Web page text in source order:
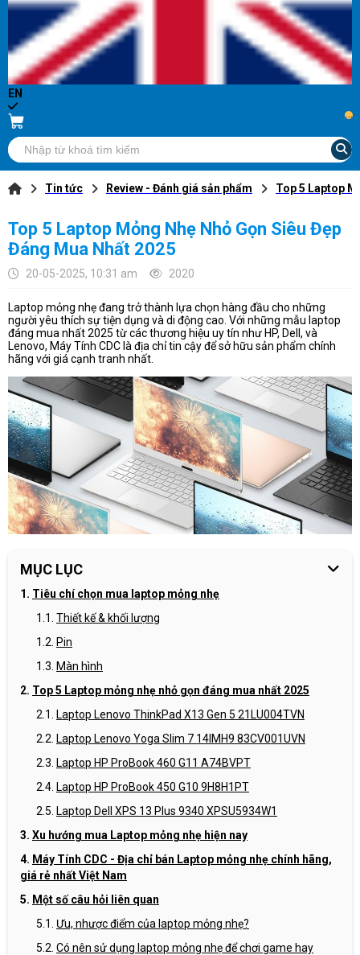
EN
...
Tin tức Review - Đánh giá sản phẩm Top 5 Laptop
Top 5 Laptop Mỏng Nhẹ Nhỏ Gọn Siêu Đẹp
Đáng Mua Nhất 2025
20-05-2025, 10:31 am 2020
Laptop mỏng nhẹ đang trở thành lựa chọn hàng đầu cho những
người yêu thích sự tiện dụng và di động cao. Với những mẫu laptop
đáng mua nhất 2025 từ các thương hiệu uy tín như HP, Dell, và
Lenovo, Máy Tính CDC là địa chỉ tin cậy để sở hữu sản phẩm chính
hãng với giá cạnh tranh nhất.
MỤC LỤC
Tiêu chí chọn mua laptop mỏng nhẹ
Thiết kế & khối lượng
Pin
Màn hình
Top 5 Laptop mỏng nhẹ nhỏ gọn đáng mua nhất 2025
Laptop Lenovo ThinkPad X13 Gen 5 21LU004TVN
Laptop Lenovo Yoga Slim 7 14IMH9 83CV001UVN
Laptop HP ProBook 460 G11 A74BVPT
Laptop HP ProBook 450 G10 9H8H1PT
Laptop Dell XPS 13 Plus 9340 XPSU5934W1
Xu hướng mua Laptop mỏng nhẹ hiện nay
Máy Tính CDC - Địa chỉ bán Laptop mỏng nhẹ chính hãng,
giá rẻ nhất Việt Nam
Một số câu hỏi liên quan
Ưu, nhược điểm của laptop mỏng nhẹ?
Có nên sử dụng laptop mỏng nhẹ để chơi game hay